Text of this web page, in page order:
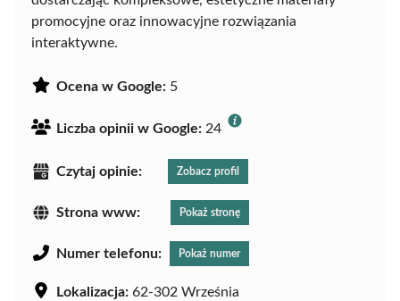
promocyjne oraz innowacyjne rozwiązania
interaktywne.
Ocena w Google: 5
Liczba opinii w Google: 24
Czytaj opinie: Zobacz profil
Strona www: Pokaż stronę
Numer telefonu: Pokaż numer
Lokalizacja: 62-302 Września